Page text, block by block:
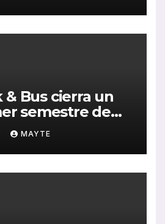
& Bus cierra un
semestre de
en
y
MAYTE